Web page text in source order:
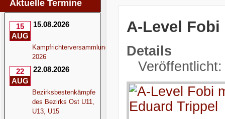
Aktuelle Termine
15
AUG
15.08.2026
Kampfrichterversammlung
2026
22
AUG
22.08.2026
Bezirksbestenkämpfe
des Bezirks Ost U11,
U13, U15
A-Level
Details